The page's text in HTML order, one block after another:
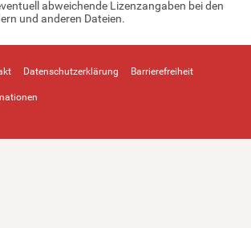
abweichende Lizenzangaben bei den
und anderen Dateien.
Datenschutzerklärung Barrierefreiheit